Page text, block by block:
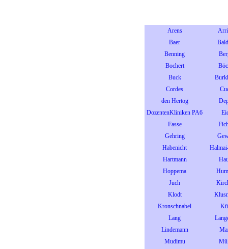
Arens
Baer
Benning
Bochert
Buck
Cordes
den Hertog
DozentenKliniken PA6
Fasse
Gehring
Habenicht
Hartmann
Hoppema
Juch
Klodt
Kronschnabel
Lang
Lindemann
Mudimu